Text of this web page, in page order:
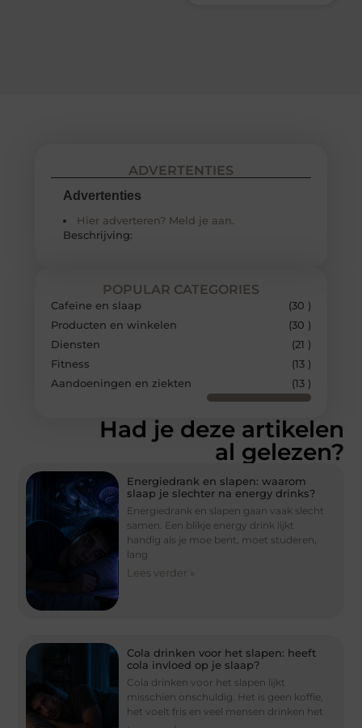
ADVERTENTIES
Advertenties
Hier adverteren? Meld je aan.
Beschrijving:
POPULAR CATEGORIES
Cafeïne en slaap
(30 )
Producten en winkelen
(30 )
Diensten
(21 )
Fitness
(13 )
Aandoeningen en ziekten
(13 )
Had je deze artikelen
al gelezen?
Energiedrank en slapen: waarom
slaap je slechter na energy drinks?
Energiedrank en slapen gaan vaak slecht
samen. Een blikje energy drink lijkt
handig als je moe bent, moet studeren,
lang
Lees verder »
Cola drinken voor het slapen: heeft
cola invloed op je slaap?
Cola drinken voor het slapen lijkt
misschien onschuldig. Het is geen koffie,
het voelt fris en veel mensen drinken het